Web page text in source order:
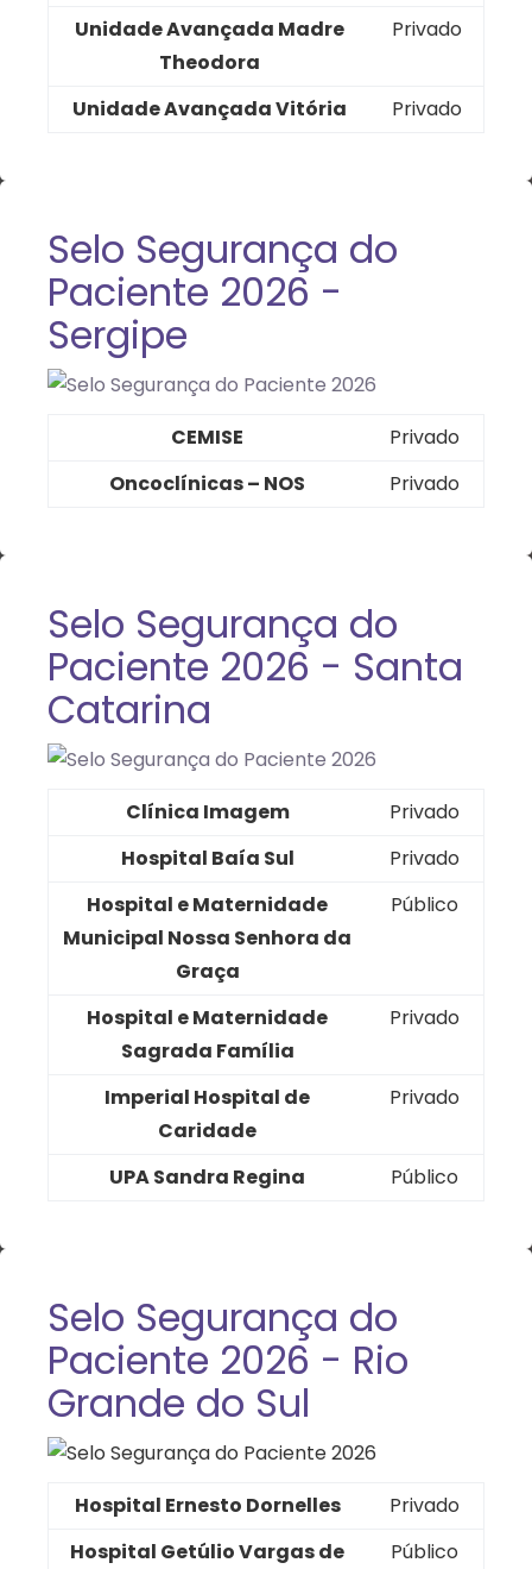
Unidade Avançada Madre
Theodora
Privado
Unidade Avançada Vitória Privado
Selo Segurança do
Paciente 2026 -
Sergipe
CEMISE
Privado
Oncoclínicas – NOS
Privado
Selo Segurança do
Paciente 2026 - Santa
Catarina
Clínica Imagem
Privado
Hospital Baía Sul
Privado
Hospital e Maternidade
Municipal Nossa Senhora da
Graça
Público
Hospital e Maternidade
Sagrada Família
Privado
Imperial Hospital de
Caridade
Privado
UPA Sandra Regina Público
Selo Segurança do
Paciente 2026 - Rio
Grande do Sul
Hospital Ernesto Dornelles
Privado
Hospital Getúlio Vargas de
Público